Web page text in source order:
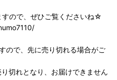
ので、ぜひご覧くださいね☆
ので、先に売り切れる場合がご
切れとなり、お届けできません